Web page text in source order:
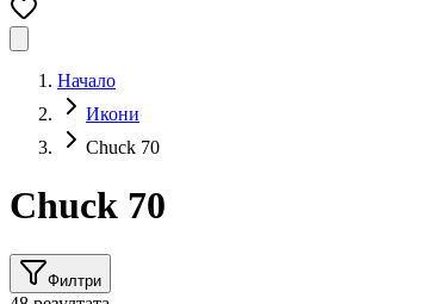
Начало
Икони
Chuck 70
Chuck 70
Филтри